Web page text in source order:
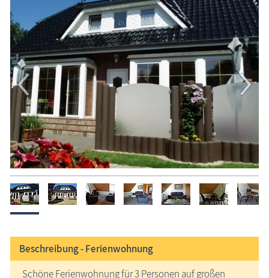
Beschreibung -Ferienwohnung
Schöne Ferienwohnung für 3 Personen auf großen